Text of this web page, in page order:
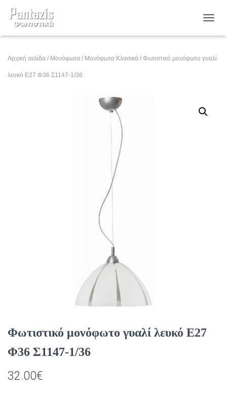
Αρχική σελίδα / Μονόφωτα / Μονόφωτα Κλασικά / Φωτιστικό μονόφωτο γυαλί
λευκό Ε27 Φ36 Σ1147-1/36
Φωτιστικό μονόφωτο γυαλί λευκό Ε27
Φ36 Σ1147-1/36
32.00€